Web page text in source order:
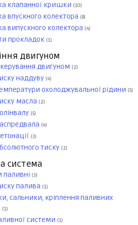
клапанної кришки (10)
впускного колектора (8)
випускного колектора (4)
прокладок (1)
двигуном
двигуном (2)
наддуву (4)
охолоджувальної рідини (5)
масла (2)
(5)
(4)
(3)
тиску (2)
система
паливні (3)
палива (1)
сальники, кріплення паливних
(1)
системи (1)